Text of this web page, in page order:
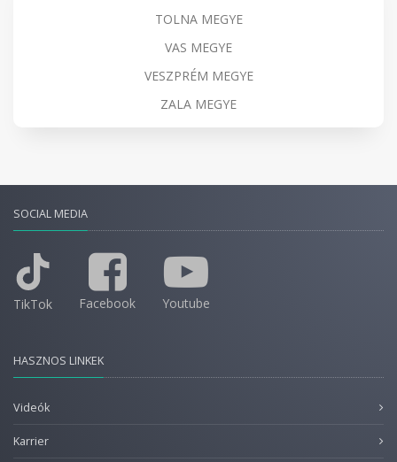
TOLNA MEGYE
VAS MEGYE
VESZPRÉM MEGYE
ZALA MEGYE
SOCIAL MEDIA
TikTok Facebook Youtube
HASZNOS LINKEK
Videók
Karrier